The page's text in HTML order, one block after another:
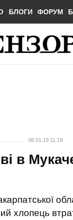
БЛОГИ ФОРУМ
06.01.19 11:18
в
хлопець